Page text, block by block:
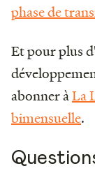
phase de
Et pour plus
abonner àLa
bimensuelle.